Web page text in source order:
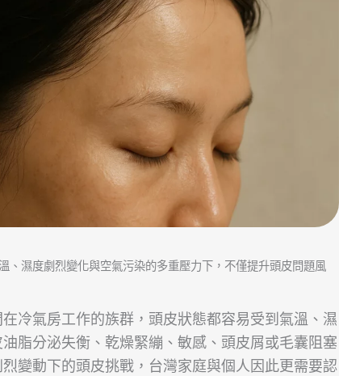
、濕度劇烈變化與空氣污染的多重壓力下，不僅提升頭皮問題風
冷氣房工作的族群，頭皮狀態都容易受到氣溫、濕
脂分泌失衡、乾燥緊繃、敏感、頭皮屑或毛囊阻塞
變動下的頭皮挑戰，台灣家庭與個人因此更需要認